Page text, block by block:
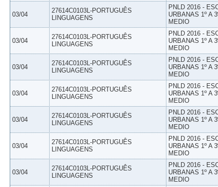
03/04
27614C0103L-PORTUGUÊS
LINGUAGENS
PNLD 2016 -
URBANAS 1º A
MEDIO
03/04
27614C0103L-PORTUGUÊS
LINGUAGENS
PNLD 2016 -
URBANAS 1º A
MEDIO
03/04
27614C0103L-PORTUGUÊS
LINGUAGENS
PNLD 2016 -
URBANAS 1º A
MEDIO
03/04
27614C0103L-PORTUGUÊS
LINGUAGENS
PNLD 2016 -
URBANAS 1º A
MEDIO
03/04
27614C0103L-PORTUGUÊS
LINGUAGENS
PNLD 2016 -
URBANAS 1º A
MEDIO
03/04
27614C0103L-PORTUGUÊS
LINGUAGENS
PNLD 2016 -
URBANAS 1º A
MEDIO
03/04
27614C0103L-PORTUGUÊS
LINGUAGENS
PNLD 2016 -
URBANAS 1º A
MEDIO